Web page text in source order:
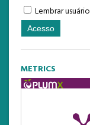
Lembrar usuário
METRICS